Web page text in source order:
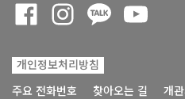
개인정보처리방침
주요 전화번호
찾아오는 길 개
Opens a new window
Opens a new
Opens a